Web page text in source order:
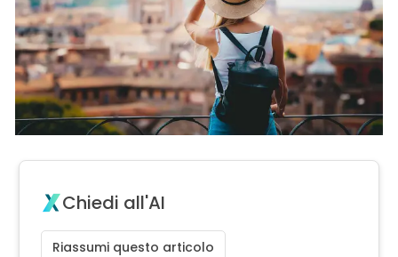
Chiedi all'AI
Riassumi questo articolo